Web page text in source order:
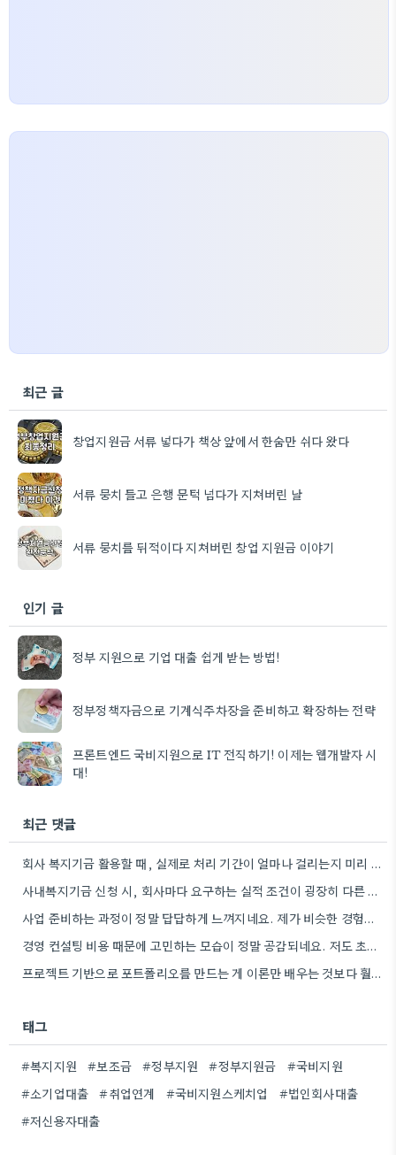
최근 글
창업지원금 서류 넣다가 책상 앞에서 한숨만 쉬다 왔다
서류 뭉치 들고 은행 문턱 넘다가 지쳐버린 날
서류 뭉치를 뒤적이다 지쳐버린 창업 지원금 이야기
인기 글
정부 지원으로 기업 대출 쉽게 받는 방법!
정부정책자금으로 기계식주차장을 준비하고 확장하는 전략
프론트엔드 국비지원으로 IT 전직하기! 이제는 웹개발자 시
대!
최근 댓글
회사 복지기금 활용할 때, 실제로 처리 기간이 얼마나 걸리는지 미리 확인하는 게 정말 중요하네요. 제…
사내복지기금 신청 시, 회사마다 요구하는 실적 조건이 굉장히 다른 것 같아요. 저도 비슷한 경험 때문에…
사업 준비하는 과정이 정말 답답하게 느껴지네요. 제가 비슷한 경험이 있어서, 제도 자체보다는 현실적인 운영비 마련에…
경영 컨설팅 비용 때문에 고민하는 모습이 정말 공감되네요. 저도 초기 단계에서 비슷한 고민을 했었는데, 결국…
프로젝트 기반으로 포트폴리오를 만드는 게 이론만 배우는 것보다 훨씬 도움이 될 것 같아요. 제가 웹…
태그
#복지지원 #보조금 #정부지원 #정부지원금
#국비지원
#소기업대출
#취업연계 #국비지원스케치업
#법인회사대출
#저신용자대출